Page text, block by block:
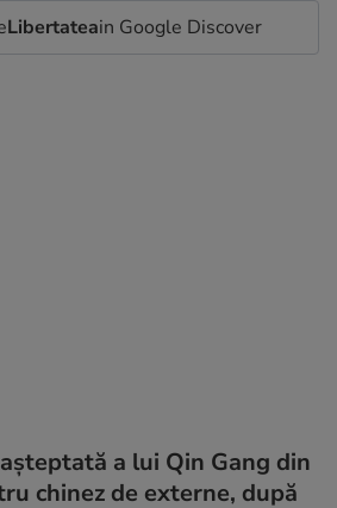
Libertateain Google Discover
a lui Qin Gang din
chinez de externe, după